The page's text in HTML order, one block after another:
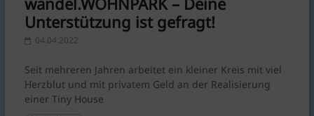
Unterstützung ist gefragt!
04.04.2022
Seit mehreren Jahren arbeitet ein kleiner Kreis mit viel
Herzblut und mit privatem Geld an der Realisierung
einer Tiny House